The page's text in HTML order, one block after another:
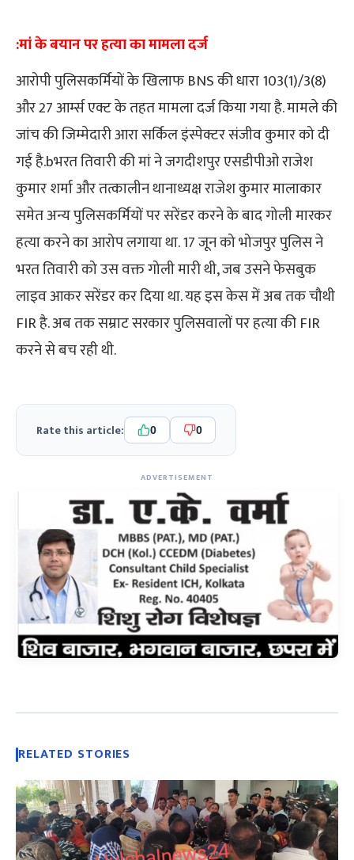
:मां के बयान पर हत्या का मामला दर्ज
आरोपी पुलिसकर्मियों के खिलाफ BNS की धारा 103(1)/3(8)
और 27 आर्म्स एक्ट के तहत मामला दर्ज किया गया है. मामले की
जांच की जिम्मेदारी आरा सर्किल इंस्पेक्टर संजीव कुमार को दी
गई है.bभरत तिवारी की मां ने जगदीशपुर एसडीपीओ राजेश
कुमार शर्मा और तत्कालीन थानाध्यक्ष राजेश कुमार मालाकार
समेत अन्य पुलिसकर्मियों पर सरेंडर करने के बाद गोली मारकर
हत्या करने का आरोप लगाया था. 17 जून को भोजपुर पुलिस ने
भरत तिवारी को उस वक्त गोली मारी थी, जब उसने फेसबुक
लाइव आकर सरेंडर कर दिया था. यह इस केस में अब तक चौथी
FIR है. अब तक सम्राट सरकार पुलिसवालों पर हत्या की FIR
करने से बच रही थी.
Rate this article: 0 0
ADVERTISEMENT
RELATED STORIES